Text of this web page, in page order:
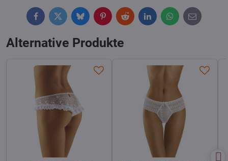
FacebookTwitterBlueskyPinterestReddit LinkedInWhatsApp
E-
mail
Alternative Produkte